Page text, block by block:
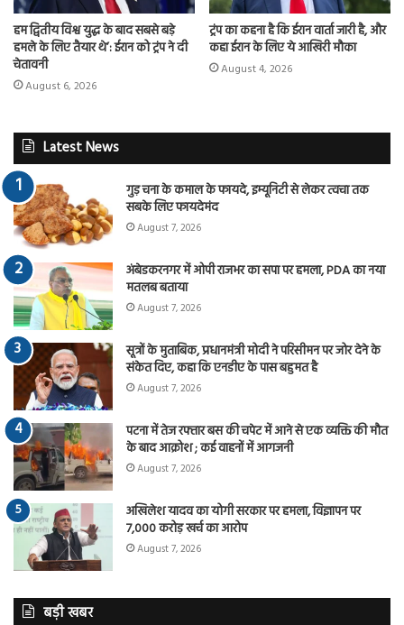
हम द्वितीय विश्व युद्ध के बाद सबसे बड़े
हमले के लिए तैयार थे’: ईरान को ट्रंप ने दी
चेतावनी
August 6, 2026
ट्रंप का कहना है कि ईरान वार्ता जारी है, और
कहा ईरान के लिए ये आखिरी मौका
August 4, 2026
Latest News
गुड़ चना के कमाल के फायदे, इम्यूनिटी से लेकर त्वचा तक
सबके लिए फायदेमंद
August 7, 2026
अंबेडकरनगर में ओपी राजभर का सपा पर हमला, PDA का नया
मतलब बताया
August 7, 2026
सूत्रों के मुताबिक, प्रधानमंत्री मोदी ने परिसीमन पर जोर देने के
संकेत दिए, कहा कि एनडीए के पास बहुमत है
August 7, 2026
पटना में तेज रफ्तार बस की चपेट में आने से एक व्यक्ति की मौत
के बाद आक्रोश ; कई वाहनों में आगजनी
August 7, 2026
अखिलेश यादव का योगी सरकार पर हमला, विज्ञापन पर
7,000 करोड़ खर्च का आरोप
August 7, 2026
बड़ी खबर